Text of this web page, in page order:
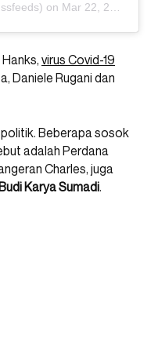
on Mar 22, 2020 at 12:21am PDT
virus Covid-19
Daniele Rugani dan
Beberapa sosok
adalah Perdana
Charles, juga
Budi Karya Sumadi.